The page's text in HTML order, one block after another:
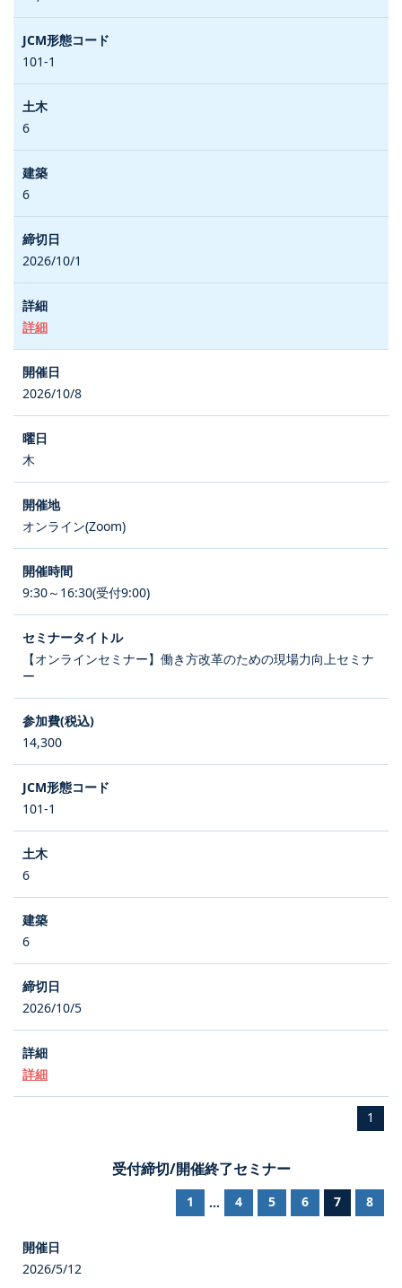
101-1
6
6
2026/10/1
詳細
2026/10/8
木
オンライン(Zoom)
9:30～16:30(受付9:00)
【オンラインセミナー】働き方改革のための現場力向上セミナ
ー
14,300
101-1
6
6
2026/10/5
詳細
1
受付締切/開催終了セミナー
1 ... 4 5 6 7 8
2026/5/12